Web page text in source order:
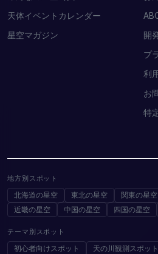
天体イベントカレンダー
星空マガジン
開
プ
利
お
特
地方別スポット
北海道の星空 東北の星空 関東の星空
近畿の星空
中国の星空 四国の星空
テーマ別スポット
初心者向けスポット 天の川観測スポット